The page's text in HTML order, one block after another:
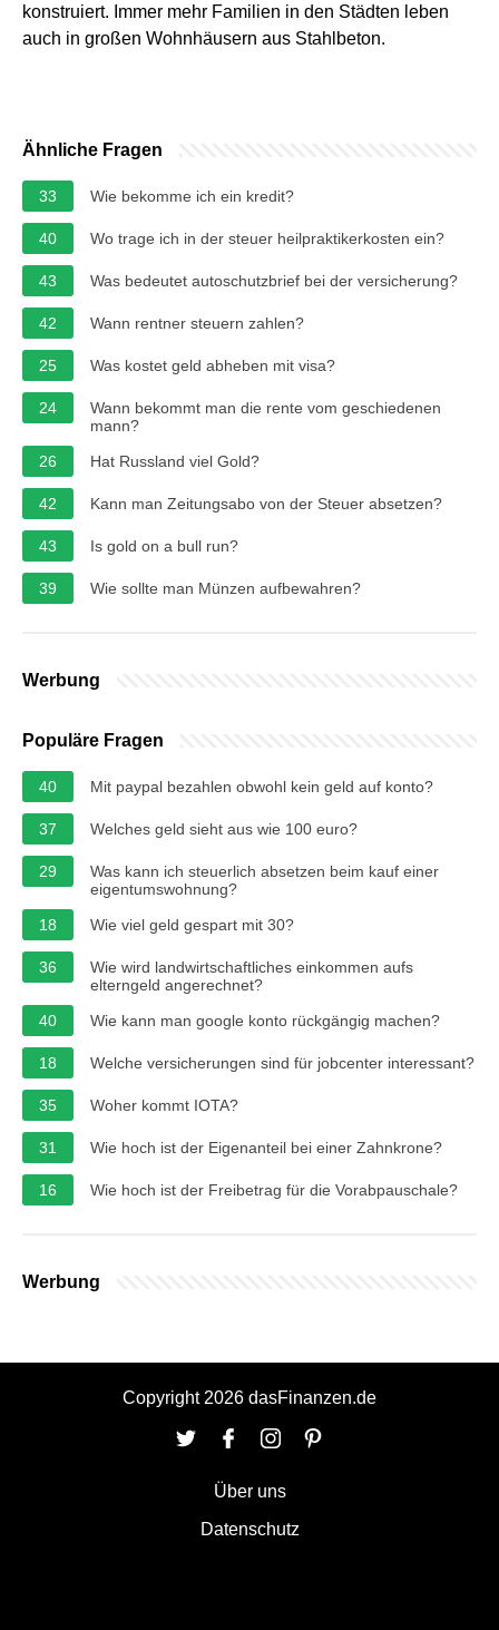
konstruiert. Immer mehr Familien in den Städten leben
auch in großen Wohnhäusern aus Stahlbeton.
Ähnliche Fragen
33 Wie bekomme ich ein kredit?
40 Wo trage ich in der steuer heilpraktikerkosten ein?
43 Was bedeutet autoschutzbrief bei der versicherung?
42 Wann rentner steuern zahlen?
25 Was kostet geld abheben mit visa?
24
Wann bekommt man die rente vom geschiedenen
mann?
26
Hat Russland viel Gold?
42 Kann man Zeitungsabo von der Steuer absetzen?
43 Is gold on a bull run?
39 Wie sollte man Münzen aufbewahren?
Werbung
Populäre Fragen
40 Mit paypal bezahlen obwohl kein geld auf konto?
37 Welches geld sieht aus wie 100 euro?
29
Was kann ich steuerlich absetzen beim kauf einer
eigentumswohnung?
18
Wie viel geld gespart mit 30?
36
Wie wird landwirtschaftliches einkommen aufs
elterngeld angerechnet?
40
Wie kann man google konto rückgängig machen?
18 Welche versicherungen sind für jobcenter interessant?
35 Woher kommt IOTA?
31 Wie hoch ist der Eigenanteil bei einer Zahnkrone?
16 Wie hoch ist der Freibetrag für die Vorabpauschale?
Werbung
Copyright 2026 dasFinanzen.de
Über uns
Datenschutz